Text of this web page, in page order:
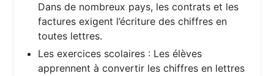
Dans de nombreux pays, les contrats et les
factures exigent l’écriture des chiffres en
toutes lettres.
Les exercices scolaires : Les élèves
apprennent à convertir les chiffres en lettres